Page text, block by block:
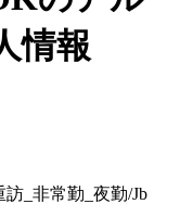
情報
_非常勤_夜勤/Jb